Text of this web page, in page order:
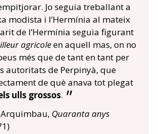
Jo seguia treballant a
modista i l’Hermínia al mateix
de l’Hermínia seguia figurant
agricoleen aquell mas, on no
més que de tant en tant per
autoritats de Perpinyà, que
de què anava tot plegat
ulls grossos.
Quaranta anys